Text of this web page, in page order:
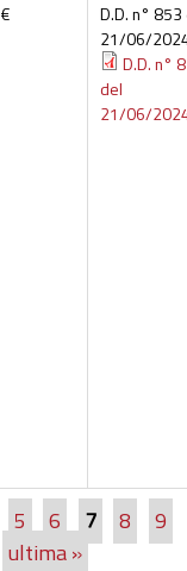
D.D. n°
21/06/
D.D. n°
del
21/06/
5 6 7 8
9
ultima »